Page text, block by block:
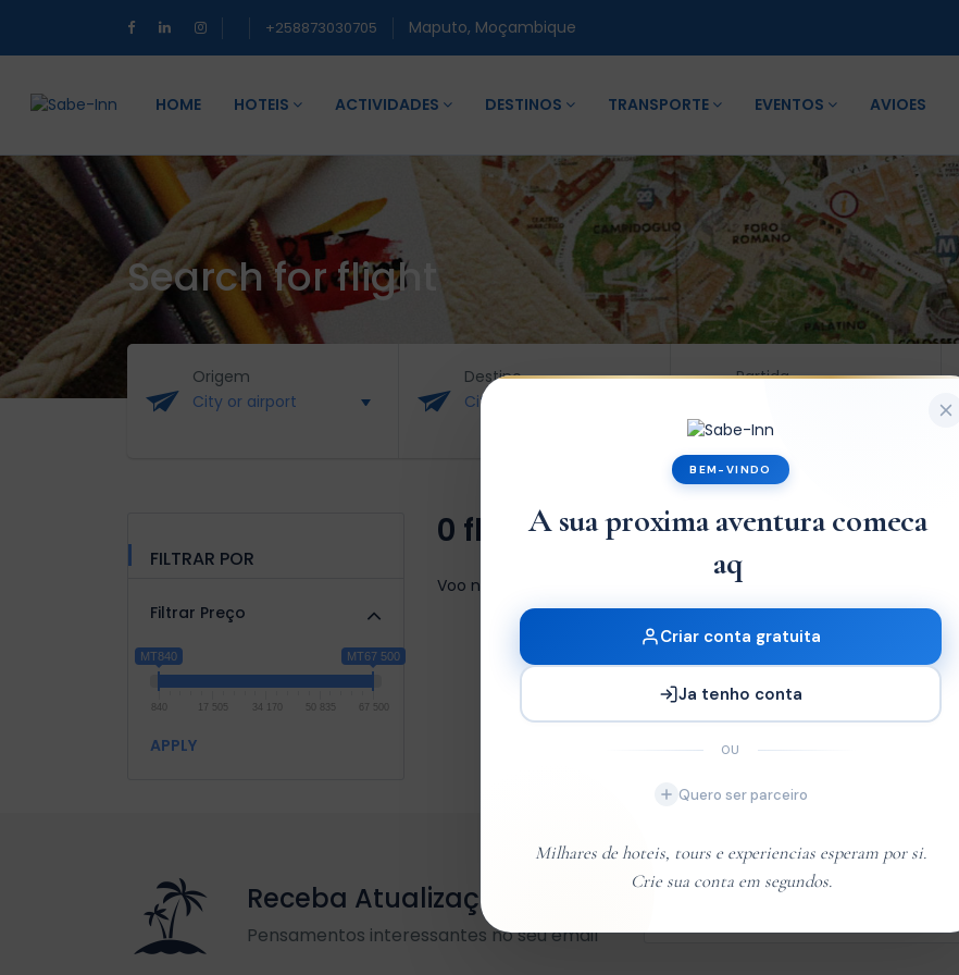
+258873030705 Maputo, Moçambique
HOME HOTEIS ACTIVIDADES DESTINOS TRANSPORTE EVENTOS AVIOES
Search for flight
Origem Destino
Partida
13/08/2026
FILTRAR POR
Filtrar Preço
MT840 MT67 500
17 505 34 170 50 835 67 500
APPLY
0 flight found
Voo não encontrado
Receba Atualizações
Pensamentos interessantes no seu email
BEM-VINDO
A sua proxima aventura comeca
aqui.
Criar conta gratuita
Ja tenho conta
OU
Quero ser parceiro
Milhares de hoteis, tours e experiencias esperam por si.
Crie sua conta em segundos.